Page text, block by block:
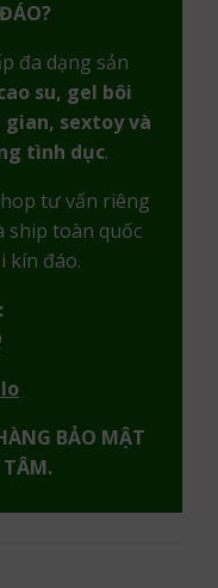
đa dạng sản
su, gel bôi
sextoy và
tình dục.
tư vấn riêng
ship toàn quốc
kín đáo.
BẢO MẬT